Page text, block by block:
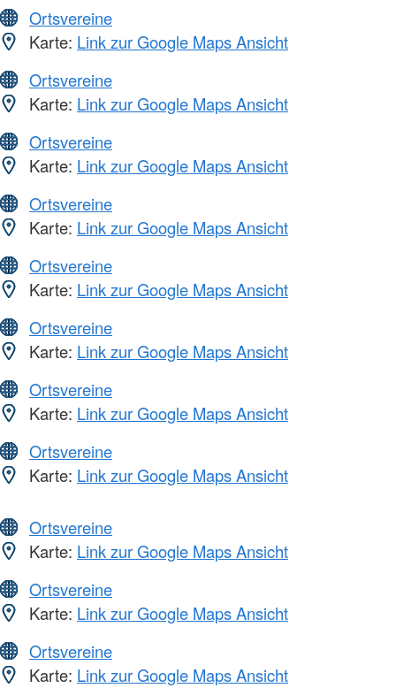
Ortsvereine
Karte: Link zur Google Maps Ansicht
Ortsvereine
Karte: Link zur Google Maps Ansicht
Ortsvereine
Karte: Link zur Google Maps Ansicht
Ortsvereine
Karte: Link zur Google Maps Ansicht
Ortsvereine
Karte: Link zur Google Maps Ansicht
Ortsvereine
Karte: Link zur Google Maps Ansicht
Ortsvereine
Karte: Link zur Google Maps Ansicht
Ortsvereine
Karte: Link zur Google Maps Ansicht
Ortsvereine
Karte: Link zur Google Maps Ansicht
Ortsvereine
Karte: Link zur Google Maps Ansicht
Ortsvereine
Karte: Link zur Google Maps Ansicht